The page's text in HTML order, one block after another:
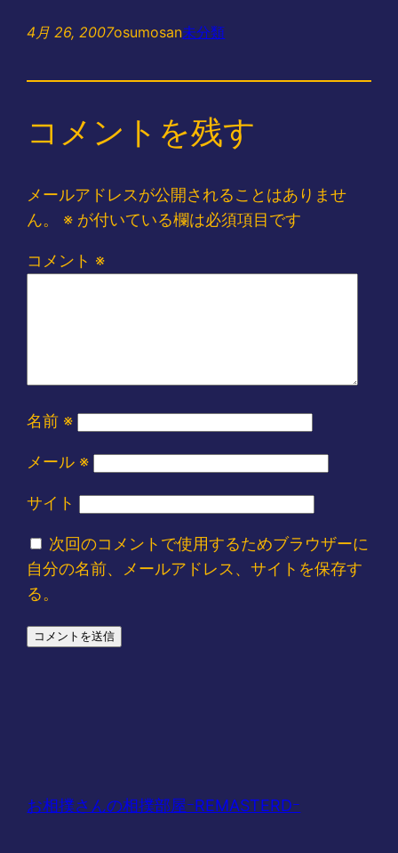
4月 26, 2007osumosan未分類
コメントを残す
メールアドレスが公開されることはありませ
ん。
※ が付いている欄は必須項目です
コメント ※
名前 ※
メール ※
サイト
次回のコメントで使用するためブラウザーに
自分の名前、メールアドレス、サイトを保存す
る。
お相撲さんの相撲部屋ｰREMASTERDｰ